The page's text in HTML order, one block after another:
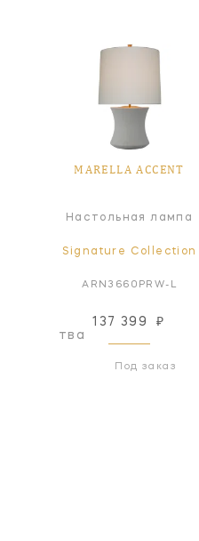
MARELLA ACCENT
Настольная лампа
Signature Collection
ARN3660PRW-L
137 399 ₽
Под заказ